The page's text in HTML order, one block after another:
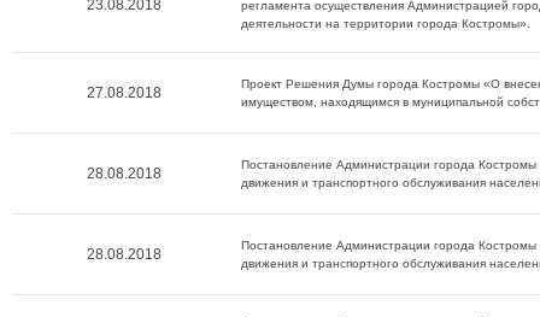
23.08.2018
регламента осуществления Администрацией
деятельности на территории города Костромы».
27.08.2018
Проект Решения Думы города Костромы «О
имуществом, находящимся в муниципальной
28.08.2018
Постановление Администрации города
движения и транспортного обслуживания
28.08.2018
Постановление Администрации города
движения и транспортного обслуживания